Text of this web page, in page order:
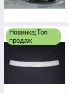
Новинка;Топ
продаж